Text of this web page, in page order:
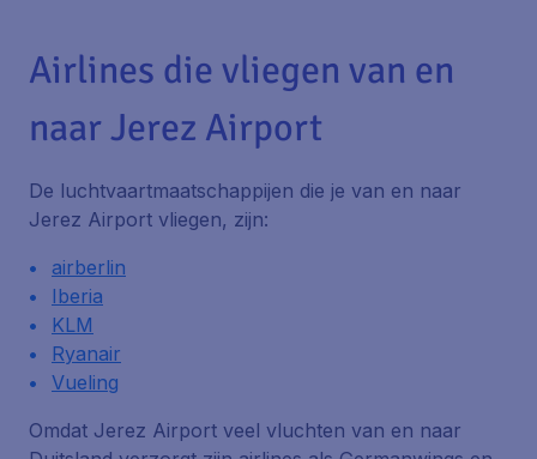
Airlines die vliegen van en
naar Jerez Airport
De luchtvaartmaatschappijen die je van en naar
Jerez Airport vliegen, zijn:
airberlin
Iberia
KLM
Ryanair
Vueling
Omdat Jerez Airport veel vluchten van en naar